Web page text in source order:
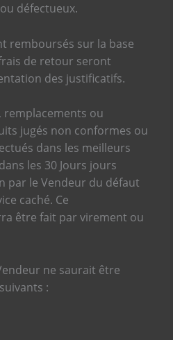
défectueux.
remboursés sur la base
de retour seront
des justificatifs.
remplacements ou
jugés non conformes ou
dans les meilleurs
les 30 Jours jours
par le Vendeur du défaut
caché. Ce
être fait par virement ou
ne saurait être
: